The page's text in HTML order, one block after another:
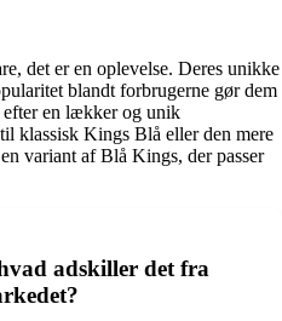
det er en oplevelse. Deres unikke
blandt forbrugerne gør dem
efter en lækker og unik
klassisk Kings Blå eller den mere
variant af Blå Kings, der passer
adskiller det fra